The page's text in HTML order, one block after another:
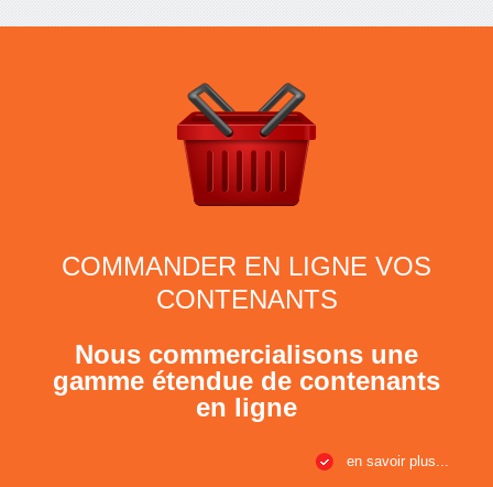
COMMANDER EN LIGNE VOS
CONTENANTS
Nous commercialisons une
gamme étendue de contenants
en ligne
en savoir plus...